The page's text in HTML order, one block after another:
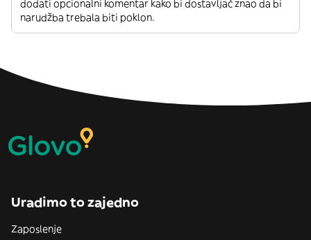
dodati opcionalni komentar kako bi dostavljač znao da bi
narudžba trebala biti poklon.
Uradimo to zajedno
Zaposlenje